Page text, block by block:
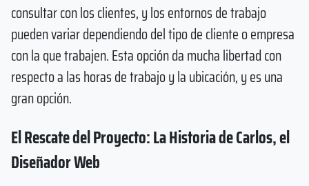
consultar con los clientes, y los entornos de trabajo
pueden variar dependiendo del tipo de cliente o empresa
con la que trabajen. Esta opción da mucha libertad con
respecto a las horas de trabajo y la ubicación, y es una
gran opción.
El Rescate del Proyecto: La Historia de Carlos, el
Diseñador Web